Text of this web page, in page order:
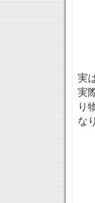
実
実
り
な